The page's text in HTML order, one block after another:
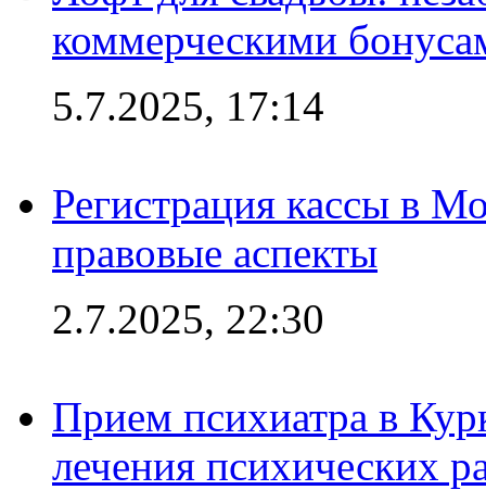
коммерческими
5.7.2025, 17:14
Регистрация кассы в
правовые аспекты
2.7.2025, 22:30
Прием психиатра в
лечения психических